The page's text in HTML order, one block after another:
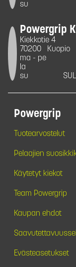
su
Powergrip
Kiekkotie 4
70200
Kuopio
ma - pe
la
su
Powergrip
Tuotearvostelut
Pelaajien
Käytetyt kiekot
Team Powergrip
Kaupan ehdot
Evästeasetukset